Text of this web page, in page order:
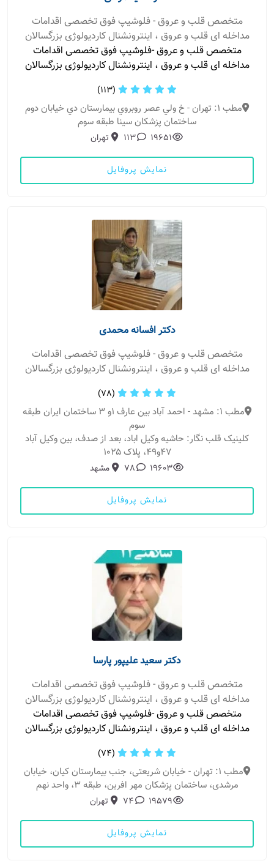
متخصص قلب و عروق - فلوشیپ فوق تخصصی اقدامات
مداخله ای قلب و عروق ، اینترونشنال کاردیولوژی بزرگسالان
متخصص قلب و عروق -فلوشیپ فوق تخصصی اقدامات
مداخله ای قلب و عروق ، اینترونشنال کاردیولوژی بزرگسالان
(113)
مطب 1: تهران - خ ولي عصر روبروي بيمارستان دي خيابان دوم
ساختمان پزشكان سينا طبقه سوم
19651
113 تهران
نمایش پروفایل
دکتر افسانه محمدی
متخصص قلب و عروق - فلوشیپ فوق تخصصی اقدامات
مداخله ای قلب و عروق ، اینترونشنال کاردیولوژی بزرگسالان
(78)
مطب 1: مشهد - احمد آباد بین عارف ۱و ۳ ساختمان ایران طبقه
سوم
کلینیک قلب نگار: حاشیه وکیل اباد، بعد از صدف، بین وکیل آباد
۴۷و۴۹، پلاک ۱۰۲۵
19603
78 مشهد
نمایش پروفایل
دکتر سعید علیپور پارسا
متخصص قلب و عروق - فلوشیپ فوق تخصصی اقدامات
مداخله ای قلب و عروق ، اینترونشنال کاردیولوژی بزرگسالان
متخصص قلب و عروق -فلوشیپ فوق تخصصی اقدامات
مداخله ای قلب و عروق ، اینترونشنال کاردیولوژی بزرگسالان
(74)
مطب 1: تهران - خیابان شریعتی، جنب بیمارستان کیان، خیابان
مرشدی، ساختمان پزشکان مهر افرین، طبقه 3، واحد نهم
19579
74 تهران
نمایش پروفایل